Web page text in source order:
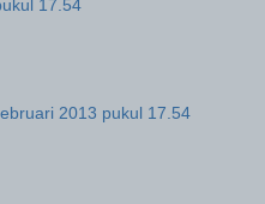
17.54
2013 pukul 17.54